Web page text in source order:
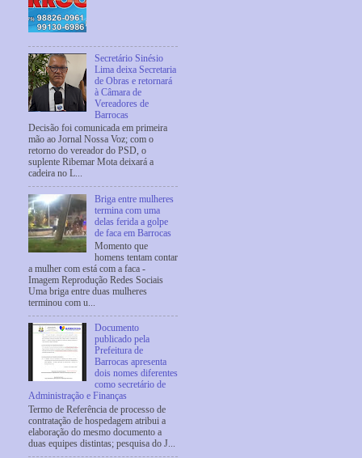
Secretário Sinésio
Lima deixa Secretaria
de Obras e retornará
à Câmara de
Vereadores de
Barrocas
Decisão foi comunicada em primeira
mão ao Jornal Nossa Voz; com o
retorno do vereador do PSD, o
suplente Ribemar Mota deixará a
cadeira no L...
Briga entre mulheres
termina com uma
delas ferida a golpe
de faca em Barrocas
Momento que
homens tentam contar
a mulher com está com a faca -
Imagem Reprodução Redes Sociais
Uma briga entre duas mulheres
terminou com u...
Documento
publicado pela
Prefeitura de
Barrocas apresenta
dois nomes diferentes
como secretário de
Administração e Finanças
Termo de Referência de processo de
contratação de hospedagem atribui a
elaboração do mesmo documento a
duas equipes distintas; pesquisa do J...